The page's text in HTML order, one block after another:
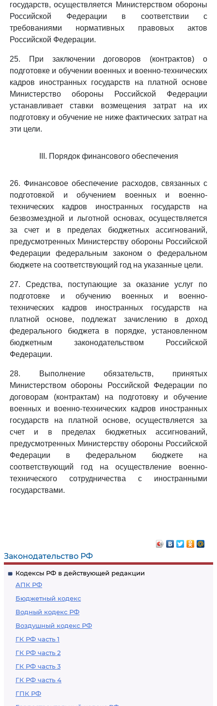
Законодательство РФ
Кодексы РФ в действующей редакции
АПК РФ
Бюджетный кодекс
Водный кодекс РФ
Воздушный кодекс РФ
ГК РФ часть 1
ГК РФ часть 2
ГК РФ часть 3
ГК РФ часть 4
ГПК РФ
государств, осуществляется Министерством обороны
Российской Федерации в соответствии с
требованиями нормативных правовых актов
Российской Федерации.
25. При заключении договоров (контрактов) о
подготовке и обучении военных и военно-технических
кадров иностранных государств на платной основе
Министерство обороны Российской Федерации
устанавливает ставки возмещения затрат на их
подготовку и обучение не ниже фактических затрат на
эти цели.
III. Порядок финансового обеспечения
26. Финансовое обеспечение расходов, связанных с
подготовкой и обучением военных и военно-
технических кадров иностранных государств на
безвозмездной и льготной основах, осуществляется
за счет и в пределах бюджетных ассигнований,
предусмотренных Министерству обороны Российской
Федерации федеральным законом о федеральном
бюджете на соответствующий год на указанные цели.
27. Средства, поступающие за оказание услуг по
подготовке и обучению военных и военно-
технических кадров иностранных государств на
платной основе, подлежат зачислению в доход
федерального бюджета в порядке, установленном
бюджетным законодательством Российской
Федерации.
28. Выполнение обязательств, принятых
Министерством обороны Российской Федерации по
договорам (контрактам) на подготовку и обучение
военных и военно-технических кадров иностранных
государств на платной основе, осуществляется за
счет и в пределах бюджетных ассигнований,
предусмотренных Министерству обороны Российской
Федерации в федеральном бюджете на
соответствующий год на осуществление военно-
технического сотрудничества с иностранными
государствами.